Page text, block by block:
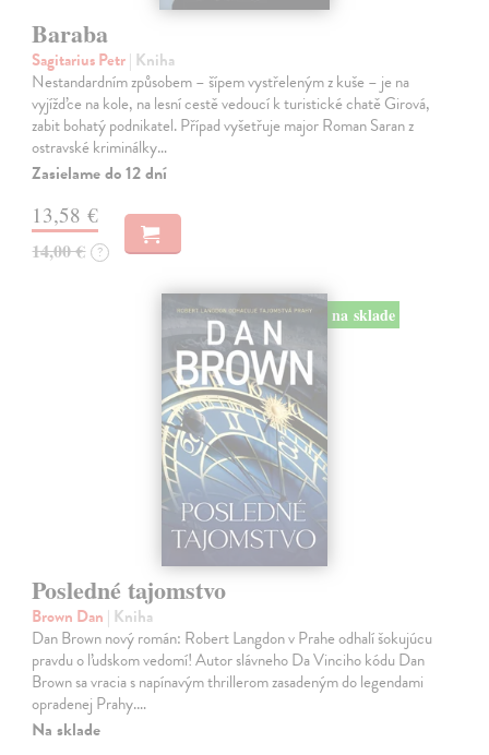
Baraba
Sagitarius Petr| Kniha
Nestandardním způsobem – šípem vystřeleným z kuše – je na
vyjížďce na kole, na lesní cestě vedoucí k turistické chatě Girová,
zabit bohatý podnikatel. Případ vyšetřuje major Roman Saran z
ostravské kriminálky…
Zasielame do 12 dní
13,58 €
14,00 € ?
na sklade
Posledné tajomstvo
Brown Dan | Kniha
Dan Brown nový román: Robert Langdon v Prahe odhalí šokujúcu
pravdu o ľudskom vedomí! Autor slávneho Da Vinciho kódu Dan
Brown sa vracia s napínavým thrillerom zasadeným do legendami
opradenej Prahy.…
Na sklade